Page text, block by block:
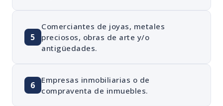
5
Comerciantes de joyas, metales
preciosos, obras de arte y/o
antigüedades.
6
Empresas inmobiliarias o de
compraventa de inmuebles.